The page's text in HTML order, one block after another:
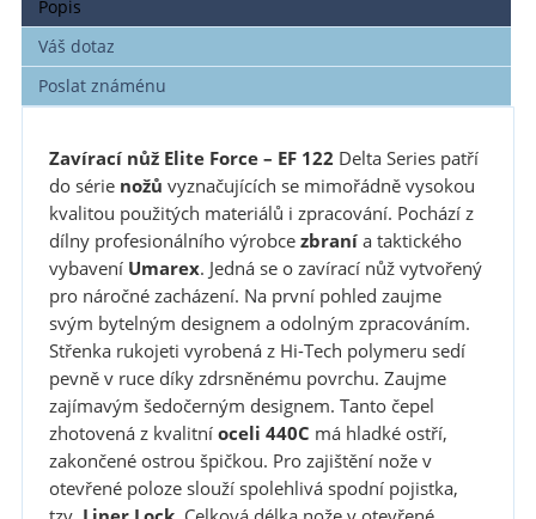
Popis
Váš dotaz
Poslat známénu
Zavírací nůž Elite Force – EF 122 Delta Series patří
do sérienožů vyznačujících se mimořádně vysokou
kvalitou použitých materiálů i zpracování. Pochází z
dílny profesionálního výrobcezbranía taktického
vybaveníUmarex. Jedná se o zavírací nůž vytvořený
pro náročné zacházení. Na první pohled zaujme
svým bytelným designem a odolným zpracováním.
Střenka rukojeti vyrobená z Hi-Tech polymeru sedí
pevně v ruce díky zdrsněnému povrchu. Zaujme
zajímavým šedočerným designem. Tanto čepel
zhotovená z kvalitníoceli 440C má hladké ostří,
zakončené ostrou špičkou. Pro zajištění nože v
otevřené poloze slouží spolehlivá spodní pojistka,